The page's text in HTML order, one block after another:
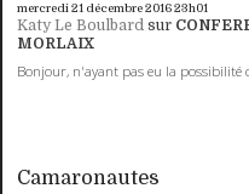
mercredi 21 décembre 201623h01
Katy Le Boulbard sur
MORLAIX
Bonjour, n'ayant pas eu la possibilité
Camaronautes